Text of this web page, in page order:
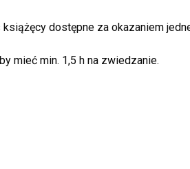
dostępne za okazaniem
mieć min. 1,5 h na zwiedzanie.